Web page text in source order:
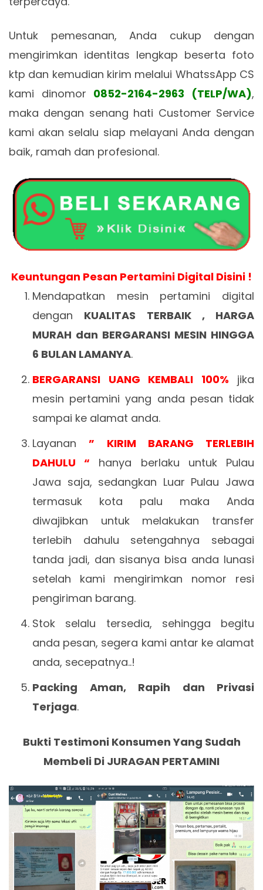
Untuk pemesanan, Anda cukup dengan
mengirimkan identitas lengkap beserta foto
ktp dan kemudian kirim melalui WhatssApp CS
kami dinomor 0852-2164-2963 (TELP/WA),
maka dengan senang hati Customer Service
kami akan selalu siap melayani Anda dengan
baik, ramah dan profesional.
Keuntungan Pesan Pertamini Digital Disini !
Mendapatkan mesin pertamini digital
dengan KUALITAS TERBAIK , HARGA
MURAH dan BERGARANSI MESIN HINGGA
6 BULAN LAMANYA.
BERGARANSI UANG KEMBALI 100% jika
mesin pertamini yang anda pesan tidak
sampai ke alamat anda.
Layanan ” KIRIM BARANG TERLEBIH
DAHULU “ hanya berlaku untuk Pulau
Jawa saja, sedangkan Luar Pulau Jawa
termasuk kota palu maka Anda
diwajibkan untuk melakukan transfer
terlebih dahulu setengahnya sebagai
tanda jadi, dan sisanya bisa anda lunasi
setelah kami mengirimkan nomor resi
pengiriman barang.
Stok selalu tersedia, sehingga begitu
anda pesan, segera kami antar ke alamat
anda, secepatnya..!
Packing Aman, Rapih dan Privasi
Terjaga.
Bukti Testimoni Konsumen Yang Sudah
Membeli Di JURAGAN PERTAMINI